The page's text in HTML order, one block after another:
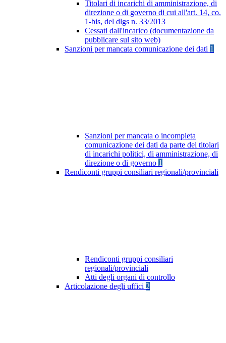
Titolari di incarichi di amministrazione, di
direzione o di governo di cui all'art. 14, co.
1-bis, del dlgs n. 33/2013
Cessati dall'incarico (documentazione da
pubblicare sul sito web)
Sanzioni per mancata comunicazione dei dati 1
Sanzioni per mancata o incompleta
comunicazione dei dati da parte dei titolari
di incarichi politici, di amministrazione, di
direzione o di governo 1
Rendiconti gruppi consiliari regionali/provinciali
Rendiconti gruppi consiliari
regionali/provinciali
Atti degli organi di controllo
Articolazione degli uffici 2